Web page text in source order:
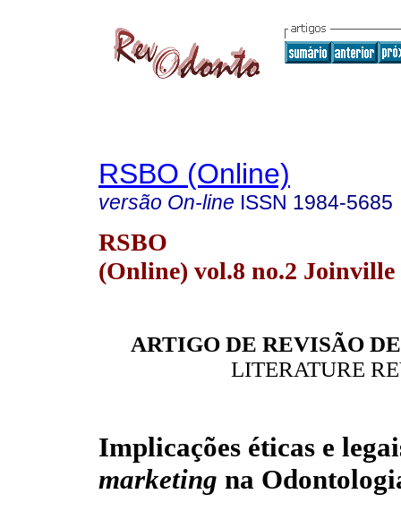
RSBO (Online)
versão On-line ISSN 1984-5685
RSBO
(Online) vol.8 no.2 Joinville
ARTIGO DE REVISÃO
LITERATURE
Implicações éticas e
marketing na